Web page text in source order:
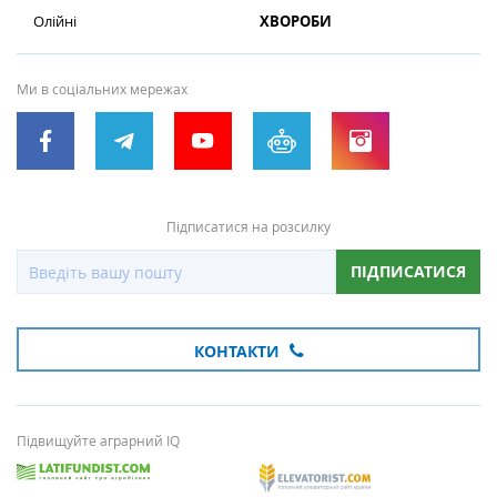
Олійні ХВОРОБИ
Ми в соціальних мережах
Підписатися на розсилку
ПІДПИСАТИСЯ
КОНТАКТИ
Підвищуйте аграрний IQ